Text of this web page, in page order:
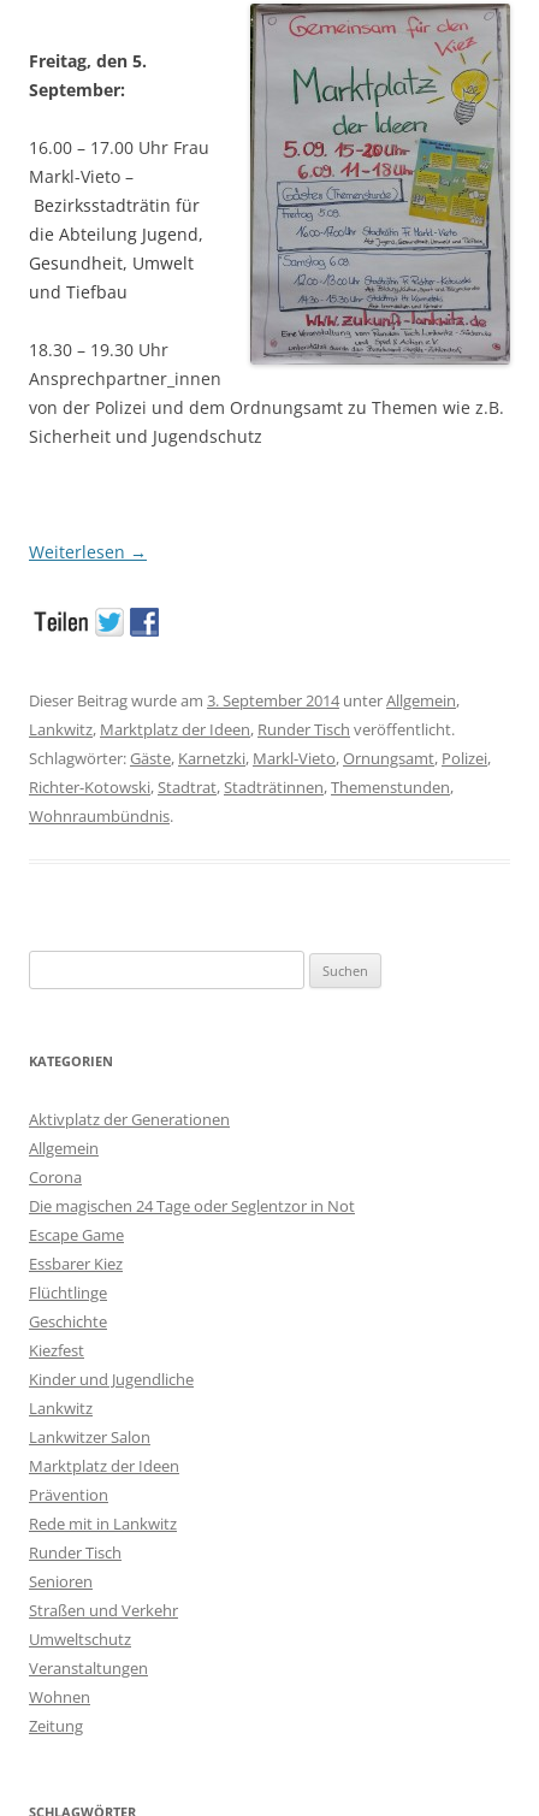
Freitag, den 5.
September:
16.00 – 17.00 Uhr Frau
Markl-Vieto –
Bezirksstadträtin für
die Abteilung Jugend,
Gesundheit, Umwelt
und Tiefbau
18.30 – 19.30 Uhr
Ansprechpartner_innen
von der Polizei und dem Ordnungsamt zu Themen wie z.B.
Sicherheit und Jugendschutz
Weiterlesen →
Dieser Beitrag wurde am 3. September 2014unterAllgemein,
Lankwitz, Marktplatz der Ideen, Runder Tisch veröffentlicht.
Schlagwörter:Gäste, Karnetzki, Markl-Vieto,Ornungsamt, Polizei,
Richter-Kotowski,Stadtrat,Stadträtinnen,Themenstunden,
Wohnraumbündnis.
nach:
KATEGORIEN
Aktivplatz der Generationen
Allgemein
Corona
Die magischen 24 Tage oder Seglentzor in Not
Escape Game
Essbarer Kiez
Flüchtlinge
Geschichte
Kiezfest
Kinder und Jugendliche
Lankwitz
Lankwitzer Salon
Marktplatz der Ideen
Prävention
Rede mit in Lankwitz
Runder Tisch
Senioren
Straßen und Verkehr
Umweltschutz
Veranstaltungen
Wohnen
Zeitung
SCHLAGWÖRTER